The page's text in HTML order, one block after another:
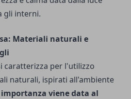
gli interni.
Materiali naturali e
caratterizza per l'utilizzo
naturali, ispirati all'ambiente
importanza viene data al